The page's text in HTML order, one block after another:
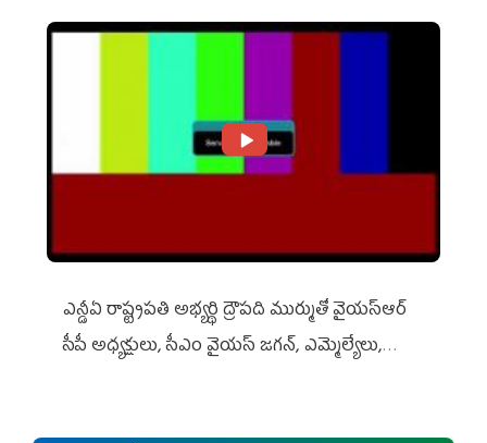
ఎన్డీఏ రాష్ట్ర‌ప‌తి అభ్య‌ర్థి ద్రౌప‌ది ముర్ముతో వైయ‌స్ఆర్
సీపీ అధ్య‌క్షులు, సీఎం వైయ‌స్ జ‌గ‌న్, ఎమ్మెల్యేలు,